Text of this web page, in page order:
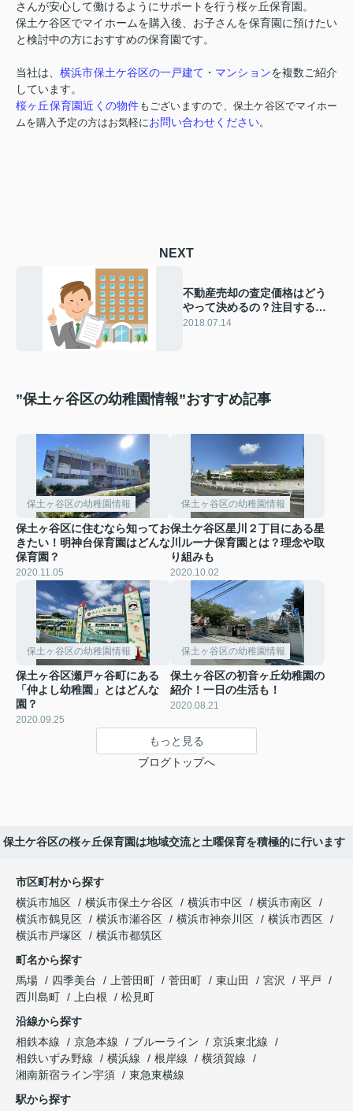
さんが安心して働けるようにサポートを行う桜ヶ丘保育園。
保土ケ谷区でマイホームを購入後、お子さんを保育園に預けたい
と検討中の方におすすめの保育園です。
当社は、横浜市保土ケ谷区の一戸建て ・ マンションを複数ご紹介
しています。
桜ヶ丘保育園近くの物件 もございますので、保土ケ谷区でマイホー
ムを購入予定の方はお気軽にお問い合わせください。
NEXT
不動産売却の査定価格はどう
やって決めるの？注目するべ
きポイントは？
2018.07.14
”保土ヶ谷区の幼稚園情報”おすすめ記事
保土ヶ谷区の幼稚園情報
保土ヶ谷区に住むなら知ってお
きたい！明神台保育園はどんな
保育園？
2020.11.05
保土ヶ谷区の幼稚園情報
保土ケ谷区星川２丁目にある星
川ルーナ保育園とは？理念や取
り組みも
2020.10.02
保土ヶ谷区の幼稚園情報
保土ヶ谷区瀬戸ヶ谷町にある
「仲よし幼稚園」とはどんな
園？
2020.09.25
保土ヶ谷区の幼稚園情報
保土ヶ谷区の初音ヶ丘幼稚園の
紹介！一日の生活も！
2020.08.21
もっと見る
ブログトップへ
保土ケ谷区の桜ヶ丘保育園は地域交流と土曜保育を積極的に行います
市区町村から探す
横浜市旭区
横浜市保土ケ谷区 横浜市中区
横浜市南区
横浜市鶴見区
横浜市瀬谷区 横浜市神奈川区
横浜市西区
横浜市戸塚区
横浜市都筑区
町名から探す
馬場
四季美台 上菅田町 菅田町 東山田 宮沢
平戸
西川島町
上白根
松見町
沿線から探す
相鉄本線
京急本線 ブルーライン
京浜東北線
相鉄いずみ野線
横浜線 根岸線
横須賀線
湘南新宿ライン宇須
東急東横線
駅から探す